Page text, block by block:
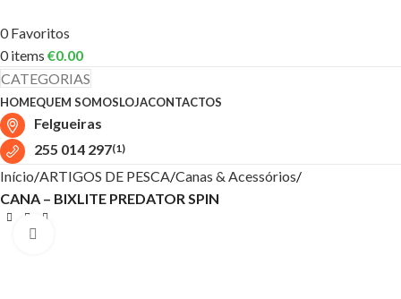
0Favoritos
0items €0.00
CATEGORIAS
HOMEQUEM SOMOSLOJACONTACTOS
Felgueiras
255 014 297(1)
Início ARTIGOS DE PESCA Canas & Acessórios
CANA – BIXLITE PREDATOR SPIN